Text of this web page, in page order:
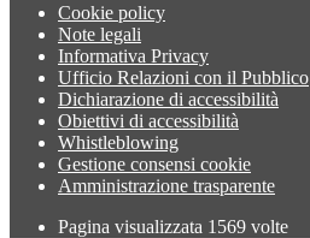
Cookie policy
Note legali
Informativa Privacy
Ufficio Relazioni con il Pubblico
Dichiarazione di accessibilità
Obiettivi di accessibilità
Whistleblowing
Gestione consensi cookie
Amministrazione trasparente
Pagina visualizzata 1569 volte